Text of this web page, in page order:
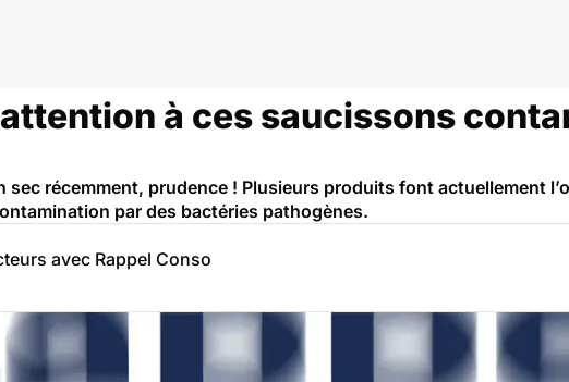
à ces saucissons
sec récemment, prudence ! Plusieurs produits font actuellement
par des bactéries pathogènes.
avec Rappel Conso